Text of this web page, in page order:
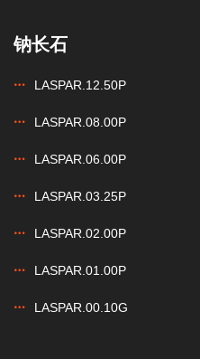
钠长石
LASPAR.12.50P
LASPAR.08.00P
LASPAR.06.00P
LASPAR.03.25P
LASPAR.02.00P
LASPAR.01.00P
LASPAR.00.10G